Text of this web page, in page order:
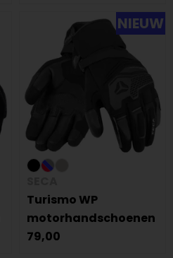
NIEUW
Turismo WP
motorhandschoenen
79,00